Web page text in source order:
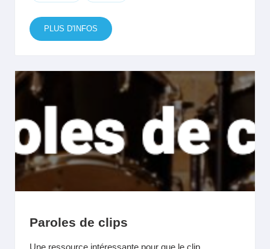
PLUS D'INFOS
Paroles de clips
Une ressource intéressante pour que le clip